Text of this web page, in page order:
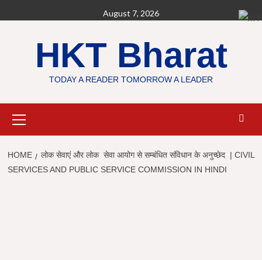
to
August 7, 2026
HKT Bharat
TODAY A READER TOMORROW A LEADER
Menu
HOME
लोक सेवाएं और लोक सेवा आयोग से सम्बंधित संविधान के अनुच्छेद | CIVIL
SERVICES AND PUBLIC SERVICE COMMISSION IN HINDI